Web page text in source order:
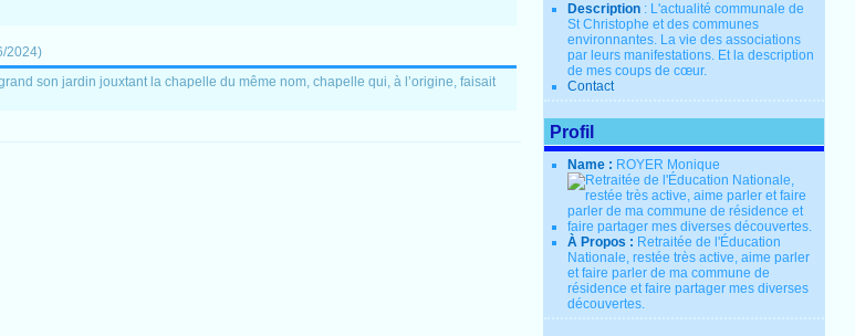
2024)
son jardin jouxtant la chapelle du même nom, chapelle qui, à l’origine, faisait
Description : L'actualité communale de
St Christophe et des communes
environnantes. La vie des associations
par leurs manifestations. Et la description
de mes coups de cœur.
Contact
Profil
Name : ROYER Monique
À Propos : Retraitée de l'Éducation
Nationale, restée très active, aime parler
et faire parler de ma commune de
résidence et faire partager mes diverses
découvertes.